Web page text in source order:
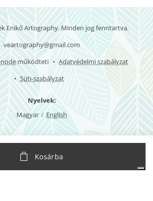
Kosárba
Enikő Artography. Minden jog fenntartva.
veartography@gmail.com
működteti
Adatvédelmi szabályzat
Süti-szabályzat
Nyelvek
Magyar
English